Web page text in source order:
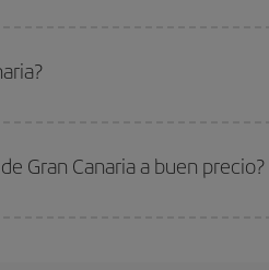
Las Palmas de Gran Canaria-
Gran Canaria a buen precio?